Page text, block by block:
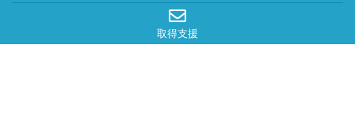
取得支援